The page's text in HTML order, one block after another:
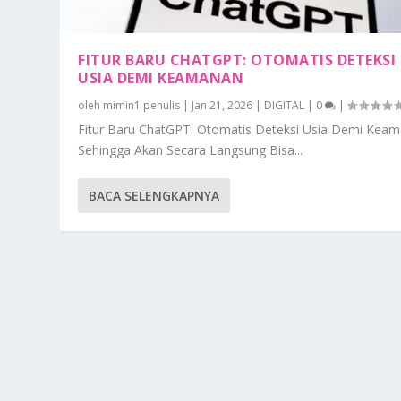
FITUR BARU CHATGPT: OTOMATIS DETEKSI
USIA DEMI KEAMANAN
oleh mimin1 penulis | Jan 21, 2026 | DIGITAL | 0 |
Fitur Baru ChatGPT: Otomatis Deteksi Usia Demi
Sehingga Akan Secara Langsung Bisa...
BACA SELENGKAPNYA